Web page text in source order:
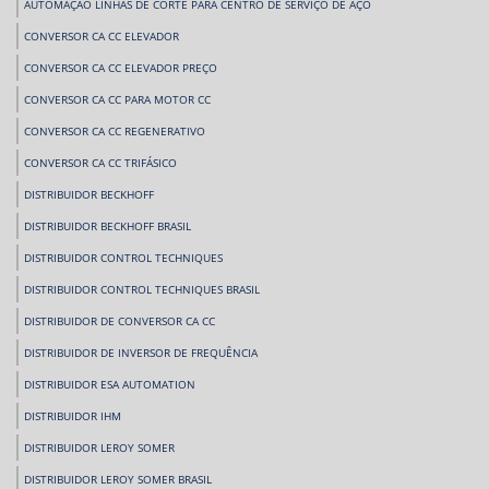
AUTOMAÇÃO LINHAS DE CORTE PARA CENTRO DE SERVIÇO DE AÇO
CONVERSOR CA CC ELEVADOR
CONVERSOR CA CC ELEVADOR PREÇO
CONVERSOR CA CC PARA MOTOR CC
CONVERSOR CA CC REGENERATIVO
CONVERSOR CA CC TRIFÁSICO
DISTRIBUIDOR BECKHOFF
DISTRIBUIDOR BECKHOFF BRASIL
DISTRIBUIDOR CONTROL TECHNIQUES
DISTRIBUIDOR CONTROL TECHNIQUES BRASIL
DISTRIBUIDOR DE CONVERSOR CA CC
DISTRIBUIDOR DE INVERSOR DE FREQUÊNCIA
DISTRIBUIDOR ESA AUTOMATION
DISTRIBUIDOR IHM
DISTRIBUIDOR LEROY SOMER
DISTRIBUIDOR LEROY SOMER BRASIL